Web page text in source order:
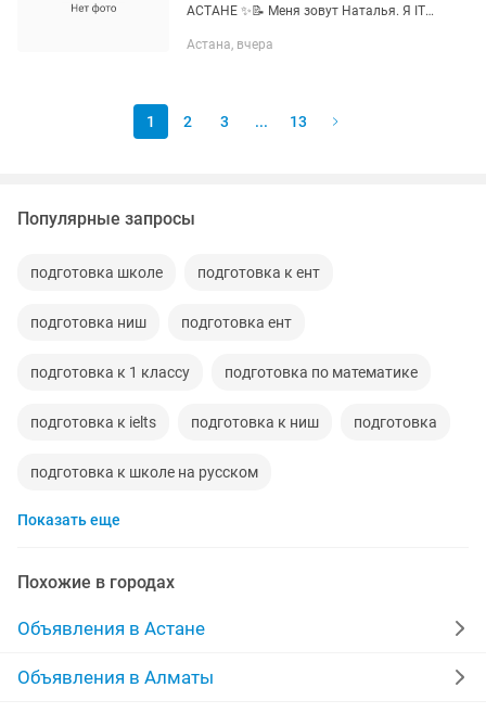
АСТАНЕ ✨📝 Меня зовут Наталья. Я IT-
администратор с опытом работы
Астана, вчера
1 2 3 ... 13
Популярные запросы
подготовка школе подготовка к ент
подготовка ниш подготовка ент
подготовка к 1 классу подготовка по математике
подготовка к ielts подготовка к ниш подготовка
подготовка к школе на русском
подготовка к школе на русском языке
математика подготовка
репетитор подготовка к школе
Показать еще
Похожие в городах
Объявления в Астане
Объявления в Алматы